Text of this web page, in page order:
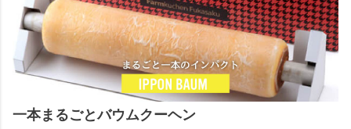
一本まるごとバウムクーヘン